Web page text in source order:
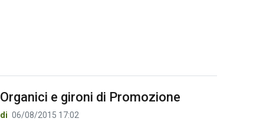
Organici e gironi di Promozione
di 06/08/2015 17:02